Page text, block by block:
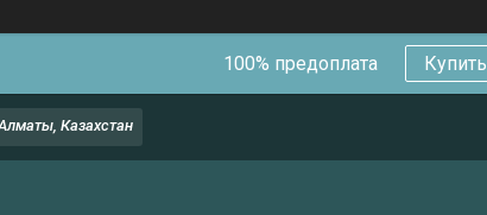
100% предоплата Купить
Казахстан